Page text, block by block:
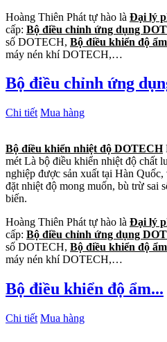
Hoàng Thiên Phát tự hào là Đại lý
cấp: Bộ điều chỉnh ứng dụng
số DOTECH, Bộ điều khiển độ
máy nén khí DOTECH,…
Bộ điều chỉnh ứng
Chi tiết Mua hàng
Bộ điều khiển nhiệt độ DOTECH
mét Là bộ điều khiển nhiệt độ chất
nghiệp được sản xuất tại Hàn
đặt nhiệt độ mong muốn, bù trừ sai
biến.
Hoàng Thiên Phát tự hào là Đại lý
cấp: Bộ điều chỉnh ứng dụng
số DOTECH, Bộ điều khiển độ
máy nén khí DOTECH,…
Bộ điều khiển độ ẩm...
Chi tiết Mua hàng